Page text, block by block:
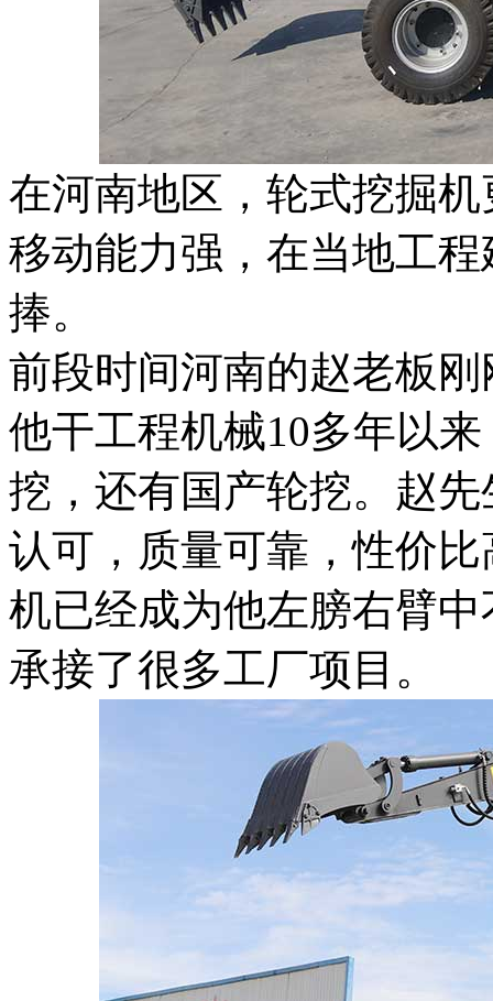
在河南地区，轮式挖掘
移动能力强，在当地工
捧。
前段时间河南的赵老板
他干工程机械10多年以
挖，还有国产轮挖。赵
认可，质量可靠，性价
机已经成为他左膀右臂
承接了很多工厂项目。